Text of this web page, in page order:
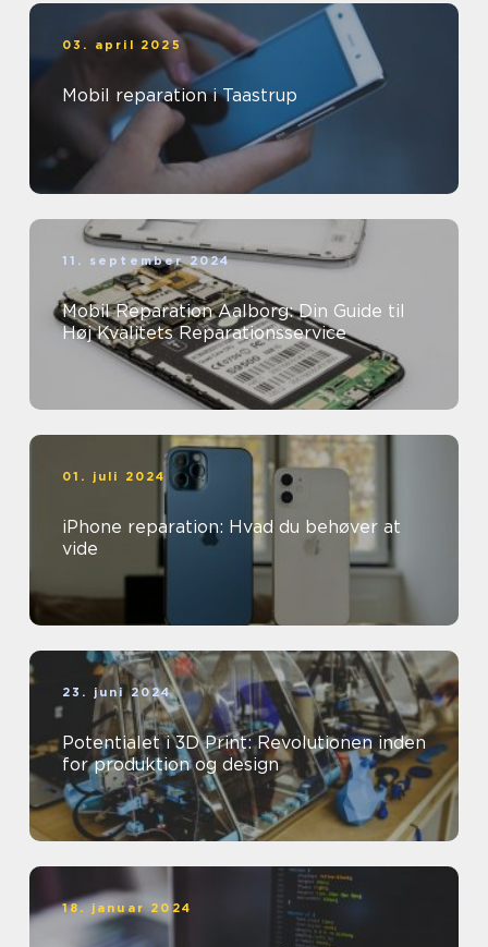
03. april 2025
Mobil reparation i Taastrup
11. september 2024
Mobil Reparation Aalborg: Din Guide til
Høj Kvalitets Reparationsservice
01. juli 2024
iPhone reparation: Hvad du behøver at
vide
23. juni 2024
Potentialet i 3D Print: Revolutionen inden
for produktion og design
18. januar 2024